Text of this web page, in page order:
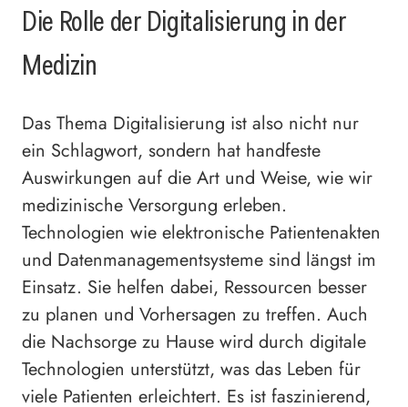
Die Rolle der Digitalisierung in der
Medizin
Das Thema Digitalisierung ist also nicht nur
ein Schlagwort, sondern hat handfeste
Auswirkungen auf die Art und Weise, wie wir
medizinische Versorgung erleben.
Technologien wie elektronische Patientenakten
und Datenmanagementsysteme sind längst im
Einsatz. Sie helfen dabei, Ressourcen besser
zu planen und Vorhersagen zu treffen. Auch
die Nachsorge zu Hause wird durch digitale
Technologien unterstützt, was das Leben für
viele Patienten erleichtert. Es ist faszinierend,